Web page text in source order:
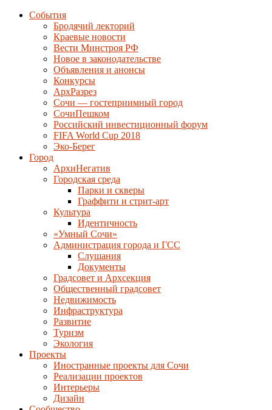
События
Бродячий лекторий
Краевые новости
Вести Минстроя РФ
Новое в законодательстве
Объявления и анонсы
Конкурсы
АрхРазрез
Сочи — гостеприимный город
СочиПешком
Российский инвестиционный форум
FIFA World Cup 2018
Эко-Берег
Город
АрхиНегатив
Городская среда
Парки и скверы
Граффити и стрит-арт
Культура
Идентичность
«Умный Сочи»
Администрация города и ГСС
Слушания
Документы
Градсовет и Архсекция
Общественный градсовет
Недвижимость
Инфраструктура
Развитие
Туризм
Экология
Проекты
Иностранные проекты для Сочи
Реализации проектов
Интерьеры
Дизайн